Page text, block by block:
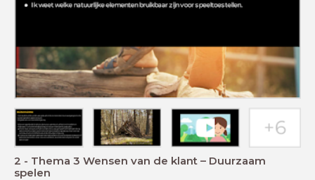
2 - Thema 3 Wensen van de klant – Duurzaam
spelen